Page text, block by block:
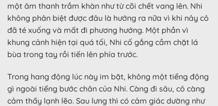
một âm thanh trầm khàn như từ cõi chết vang lên. Nhi
không phân biệt được đâu là hướng ra nữa vì khi nảy cô
đã té xuống và mất đi phương hướng. Một phần vì
khung cảnh hiện tại quá tối, Nhi cố gắng cầm chặt lá
bùa trong tay rồi tiến lên phía trước.
Trong hang động lúc này im bặt, không một tiếng động
gì ngoài tiếng bước chân của Nhi. Càng đi sâu, cô càng
cảm thấy lạnh lẽo. Sau lưng thì có cảm giác dường như